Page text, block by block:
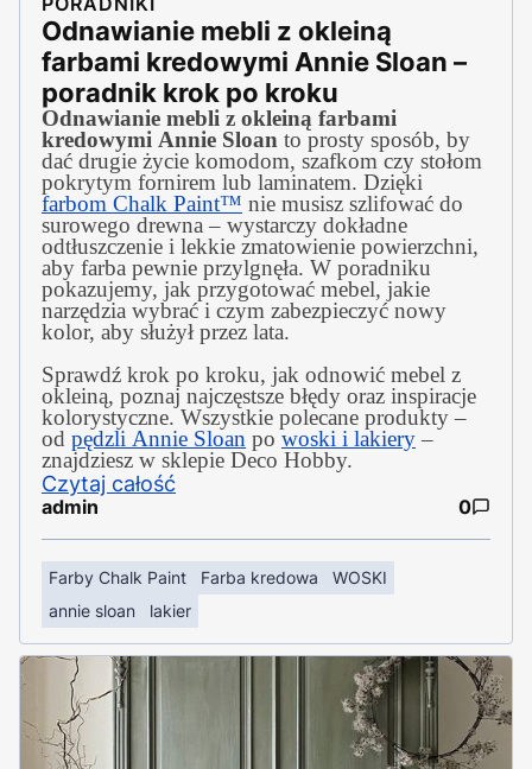
Odnawianie mebli z okleiną
farbami kredowymi Annie Sloan –
poradnik krok po kroku
Odnawianie mebli z okleiną farbami
kredowymi Annie Sloan to prosty sposób, by
dać drugie życie komodom, szafkom czy stołom
pokrytym fornirem lub laminatem. Dzięki
farbom Chalk Paint™ nie musisz szlifować do
surowego drewna – wystarczy dokładne
odtłuszczenie i lekkie zmatowienie powierzchni,
aby farba pewnie przylgnęła. W poradniku
pokazujemy, jak przygotować mebel, jakie
narzędzia wybrać i czym zabezpieczyć nowy
kolor, aby służył przez lata.
Sprawdź krok po kroku, jak odnowić mebel z
okleiną, poznaj najczęstsze błędy oraz inspiracje
kolorystyczne. Wszystkie polecane produkty –
od pędzli Annie Sloan powoski i lakiery –
znajdziesz w sklepie Deco Hobby.
Czytaj całość
admin 0
Farby Chalk Paint Farba kredowa
WOSKI
annie sloan
lakier